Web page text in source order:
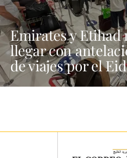
Emirates y Etihad
llegar con
de viajes por el